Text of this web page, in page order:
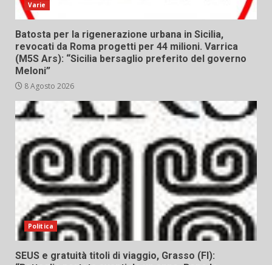
Varie
Batosta per la rigenerazione urbana in Sicilia,
revocati da Roma progetti per 44 milioni. Varrica
(M5S Ars): “Sicilia bersaglio preferito del governo
Meloni”
8 Agosto 2026
Politica
SEUS e gratuità titoli di viaggio, Grasso (FI):